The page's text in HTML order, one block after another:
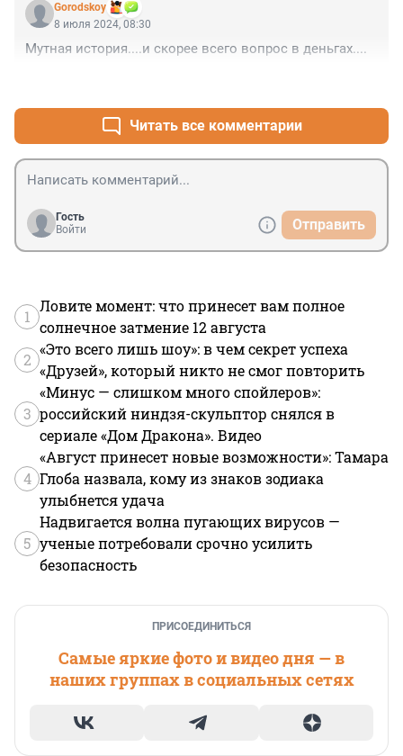
Gorodskoy
8 июля 2024, 08:30
Мутная история....и скорее всего вопрос в деньгах....
Читать все комментарии
Гость
Войти
Отправить
1
Ловите момент: что принесет вам полное
солнечное затмение 12 августа
2
«Это всего лишь шоу»: в чем секрет успеха
«Друзей», который никто не смог повторить
3
«Минус — слишком много спойлеров»:
российский ниндзя-скульптор снялся в
сериале «Дом Дракона». Видео
4
«Август принесет новые возможности»: Тамара
Глоба назвала, кому из знаков зодиака
улыбнется удача
5
Надвигается волна пугающих вирусов —
ученые потребовали срочно усилить
безопасность
ПРИСОЕДИНИТЬСЯ
Самые яркие фото и видео дня — в
наших группах в социальных сетях